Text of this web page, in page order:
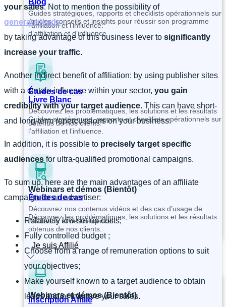
Guides stratégiques, rapports et checklists opérationnels sur
l’affiliation et l’influence.
Études de cas
Découvrez les problématiques, les solutions et les résultats
obtenus de nos clients.
Webinars et démos (Bientôt)
Découvrez nos contenus vidéos et des cas d’usage de
l’affiliation et de l’influence.
Je suis Affilié
Inscription Affilié
Blog
Articles, conseils et insights pour réussir son programme
d’affiliation et d’influence
Livre Blanc
Guides stratégiques, rapports et checklists opérationnels sur
l’affiliation et l’influence.
Études de cas
Découvrez les problématiques, les solutions et les résultats
obtenus de nos clients.
Webinars et démos (Bientôt)
your sales. Not to mention the possibility of
generate leads
by taking advantage of this business lever to significantly
increase your traffic.
Another indirect benefit of affiliation: by using publisher sites
with a certain influence within your sector, you gain
credibility with your target audience. This can have short-
and long-term repercussions on your business.
In addition, it is possible to precisely target specific
audiences for ultra-qualified promotional campaigns.
To sum up, here are the main advantages of an affiliate
campaign for an advertiser:
Relatively low set-up costs;
Fully controlled budget ;
Choose from a range of remuneration options to suit
your objectives;
Make yourself known to a target audience to obtain
leads and/or improve your sales.